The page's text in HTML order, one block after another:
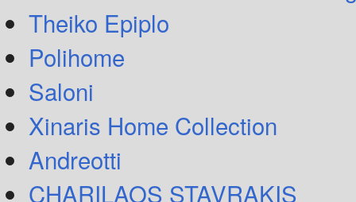
Theiko Epiplo
Polihome
Saloni
Xinaris Home Collection
Andreotti
CHARILAOS STAVRAKIS